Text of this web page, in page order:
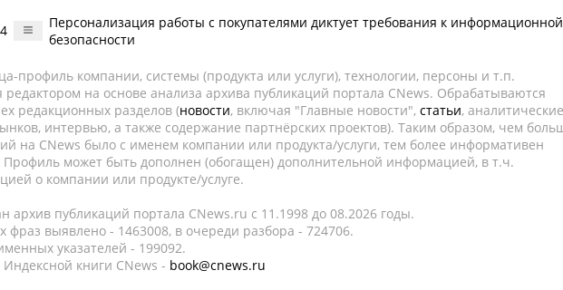
Персонализация работы с покупателями диктует требования к информационной
безопасности
профиль компании, системы (продукта или услуги), технологии, персоны и т.п.
редактором на основе анализа архива публикаций портала CNews. Обрабатываются
редакционных разделов (новости, включая "Главные новости", статьи, аналитические
интервью, а также содержание партнёрских проектов). Таким образом, чем
на CNews было с именем компании или продукта/услуги, тем более информативен
может быть дополнен (обогащен) дополнительной информацией, в т.ч.
о компании или продукте/услуге.
архив публикаций портала CNews.ru c 11.1998 до 08.2026 годы.
фраз выявлено - 1463008, в очереди разбора - 724706.
указателей - 199092.
Индексной книги CNews - book@cnews.ru